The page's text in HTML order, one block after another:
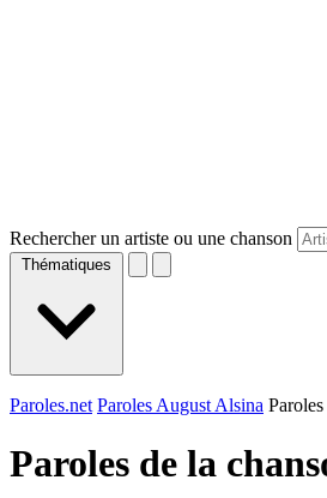
Rechercher un artiste ou une chanson
Thématiques
Paroles.net Paroles August Alsina
Paroles de la